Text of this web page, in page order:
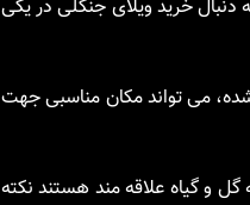
دنبال خرید ویلای جنگلی در یکی
می تواند مکان مناسبی جهت
و گیاه علاقه مند هستند نکته